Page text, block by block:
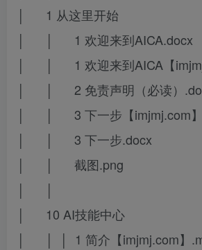
│ 1 从这里开始
│ │ 1 欢迎来到AICA.docx
│ │ 1 欢迎来到AICA【
│ │ 2 免责声明（必读）
│ │ 3 下一步【imjmj.com】
│ │ 3 下一步.docx
│ │ 截图.png
│ │
│ 10 AI技能中心
│ │ │ 1 简介【imjmj.com】